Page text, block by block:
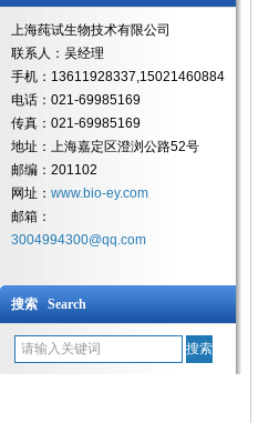
上海莼试生物技术有限公司
联系人：吴经理
手机：13611928337,15021460884
电话：021-69985169
传真：021-69985169
地址：上海嘉定区澄浏公路52号
邮编：201102
网址： www.bio-ey.com
邮箱：
3004994300@qq.com
搜索 Search